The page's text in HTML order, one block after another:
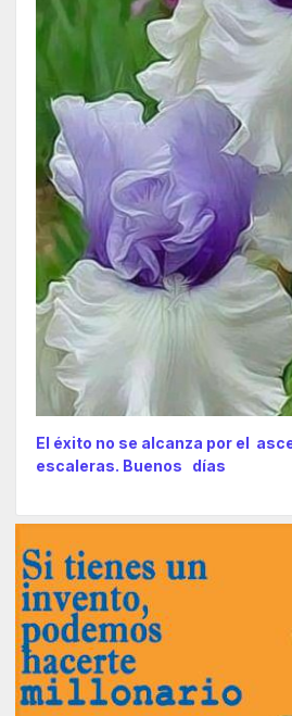
El éxito no se alcanza por el
escaleras. Buenos días